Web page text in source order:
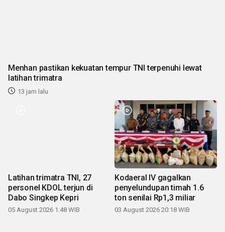
Menhan pastikan kekuatan tempur TNI terpenuhi lewat
latihan trimatra
13 jam lalu
Latihan trimatra TNI, 27
personel KDOL terjun di
Dabo Singkep Kepri
05 August 2026 1:48 WIB
Kodaeral IV gagalkan
penyelundupan timah 1.6
ton senilai Rp1,3 miliar
03 August 2026 20:18 WIB